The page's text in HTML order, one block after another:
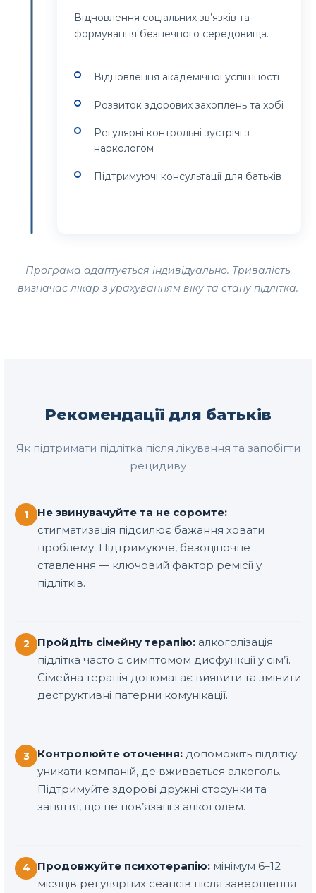
Відновлення соціальних зв’язків та
формування безпечного середовища.
Відновлення академічної успішності
Розвиток здорових захоплень та хобі
Регулярні контрольні зустрічі з
наркологом
Підтримуючі консультації для батьків
Програма адаптується індивідуально. Тривалість
визначає лікар з урахуванням віку та стану підлітка.
Рекомендації для батьків
Як підтримати підлітка після лікування та запобігти
рецидиву
1
Не звинувачуйте та не соромте:
стигматизація підсилює бажання ховати
проблему. Підтримуюче, безоціночне
ставлення — ключовий фактор ремісії у
підлітків.
2 Пройдіть сімейну терапію: алкоголізація
підлітка часто є симптомом дисфункції у сім’ї.
Сімейна терапія допомагає виявити та змінити
деструктивні патерни комунікації.
3 Контролюйте оточення: допоможіть підлітку
уникати компаній, де вживається алкоголь.
Підтримуйте здорові дружні стосунки та
заняття, що не пов’язані з алкоголем.
4 Продовжуйте психотерапію: мінімум 6–12
місяців регулярних сеансів після завершення